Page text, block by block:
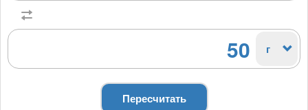
50 г
Пересчитать